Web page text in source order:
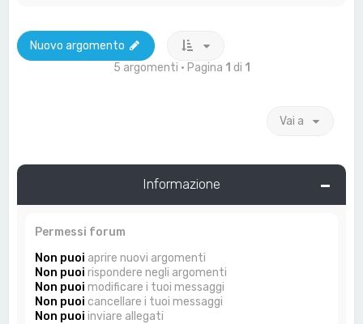
Nuovo argomento
5 argomenti • Pagina 1 di 1
Vai a
Informazione
Permessi forum
Non puoi aprire nuovi argomenti
Non puoi rispondere negli argomenti
Non puoi modificare i tuoi messaggi
Non puoi cancellare i tuoi messaggi
Non puoi inviare allegati